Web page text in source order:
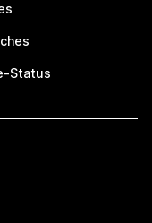
Status